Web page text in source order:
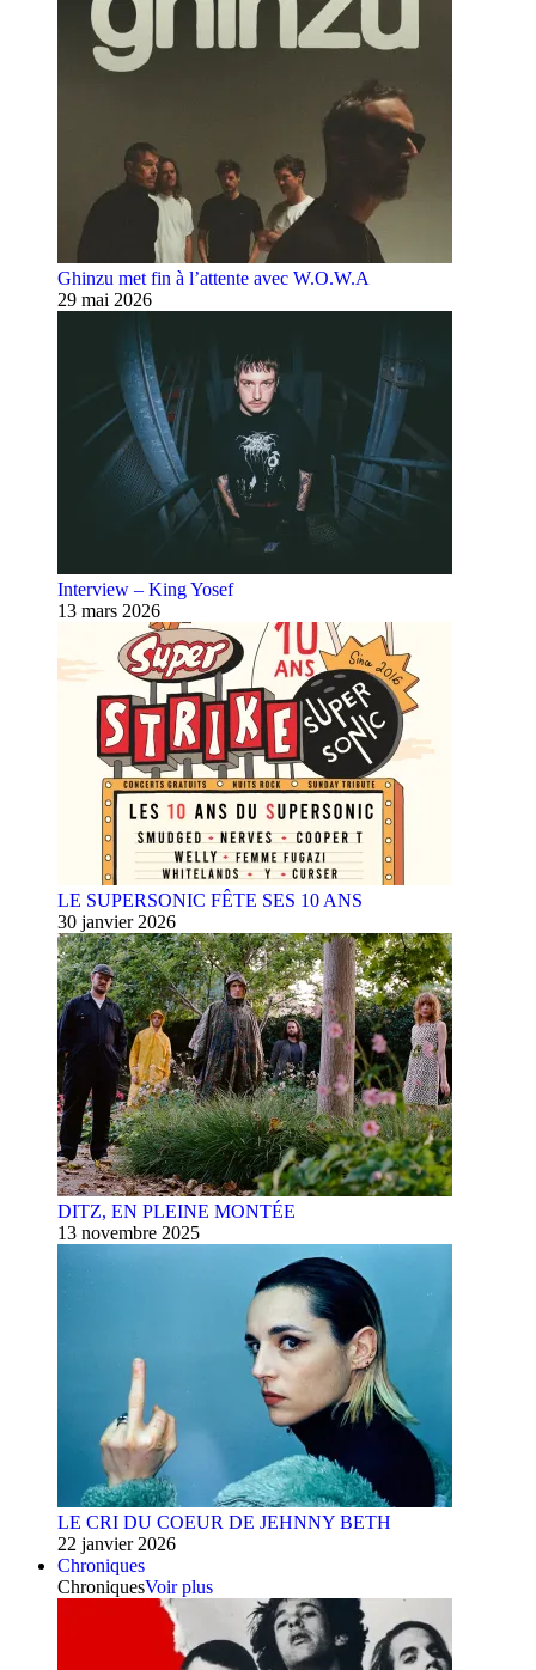
Ghinzu met fin à l’attente avec W.O.W.A
29 mai 2026
Interview – King Yosef
13 mars 2026
LE SUPERSONIC FÊTE SES 10 ANS
30 janvier 2026
DITZ, EN PLEINE MONTÉE
13 novembre 2025
LE CRI DU COEUR DE JEHNNY BETH
22 janvier 2026
Chroniques
ChroniquesVoir plus